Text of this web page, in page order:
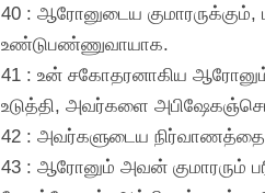
40 : ஆரோனுடைய
உண்டுபண்ணுவாயாக.
41 : உன் சகோதரனாகிய
உடுத்தி, அவர்களை
42 : அவர்களுடைய நிர்வாணத்தை
43 : ஆரோனும் அவன் குமாரரும்